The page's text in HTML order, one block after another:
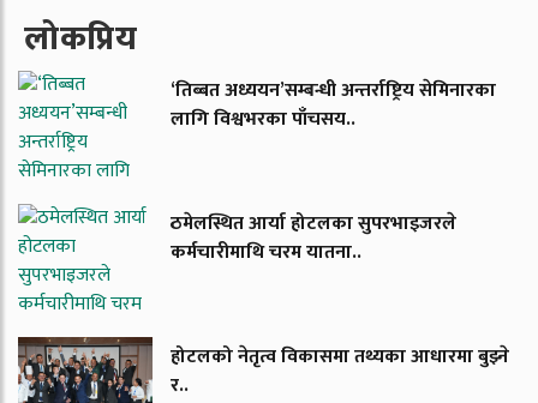
लाेकप्रिय
‘तिब्बत अध्ययन’सम्बन्धी अन्तर्राष्ट्रिय सेमिनारका
लागि विश्वभरका पाँचसय..
ठमेलस्थित आर्या होटलका सुपरभाइजरले
कर्मचारीमाथि चरम यातना..
होटलको नेतृत्व विकासमा तथ्यका आधारमा बुझ्ने
र..